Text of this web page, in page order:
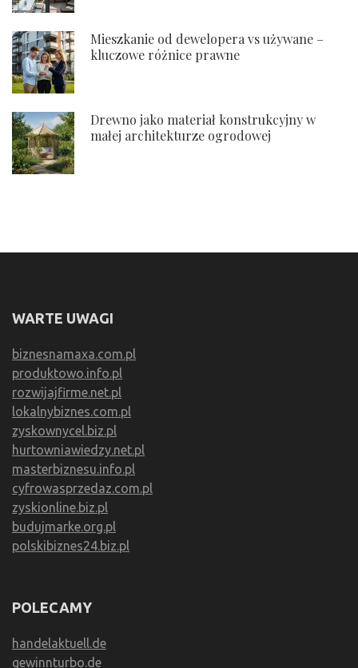
Mieszkanie od dewelopera vs używane –
kluczowe różnice prawne
Drewno jako materiał konstrukcyjny w
małej architekturze ogrodowej
WARTE UWAGI
biznesnamaxa.com.pl
produktowo.info.pl
rozwijajfirme.net.pl
lokalnybiznes.com.pl
zyskownycel.biz.pl
hurtowniawiedzy.net.pl
masterbiznesu.info.pl
cyfrowasprzedaz.com.pl
zyskionline.biz.pl
budujmarke.org.pl
polskibiznes24.biz.pl
POLECAMY
handelaktuell.de
gewinnturbo.de